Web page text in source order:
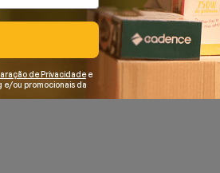
de Privacidade e
e/ou promocionais da